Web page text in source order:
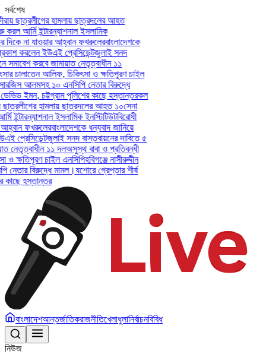
সর্বশেষ
ছাত্রলীগের হামলায় ছাত্রদলের আহত
আর্মি ইন্টারন্যাশনাল ইসলামিক
না যাওয়ার আহ্বান ফখরুলেরবাংলাদেশকে
করলেন ইউএই প্রেসিডেন্টজুলাই সনদ
করবে জামায়াত নেতৃত্বাধীন ১১
চালাতেন আলিফ, চিকিৎসা ও ক্ষতিপূরণ চাইল
আলমসহ ১০ এনসিপি নেতার বিরুদ্ধে
ইমন, চট্টগ্রাম পুলিশের কাছে হস্তান্তরকল
হামলায় ছাত্রদলের আহত ১০সেনা
ইসলামিক ইনস্টিটিউটবিরোধী
ফখরুলেরবাংলাদেশকে ধন্যবাদ জানিয়ে
প্রেসিডেন্টজুলাই সনদ বাস্তবায়নের দাবিতে ৫
নেতৃত্বাধীন ১১ দলঅসুস্থ বাবা ও প্রতিবন্ধী
ক্ষতিপূরণ চাইল এনসিপিহবিগঞ্জে নাসীরুদ্দীন
বিরুদ্ধে মামল।যশোরে গ্রেপ্তার শীর্ষ
হস্তান্তর
বাংলাদেশআন্তর্জাতিকরাজনীতিখেলাধুলানির্বাচনবিবিধ
নিউজ